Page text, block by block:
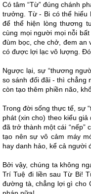
Có tâm “Từ” đúng chánh
trưởng. Từ - Bi có thể hiểu
để thể hiện lòng thương
cùng mọi người mọi nỗi
đùm bọc, che chở, đem an
có được lợi lạc vô lượng.
Ngược lại, sự “thương
so sánh đối đãi - thì chẳng
còn tạo thêm phiền não,
Trong đời sống thực tế, sự
phát (xin cho) theo kiểu
đã trở thành một cái “nếp”
tạo nên sự vô cảm máy
hay danh hảo, kể cả người
Bởi vậy, chúng ta không
Trí Tuệ đi liền sau Từ Bi!
đường tà, chẳng lợi gì cho